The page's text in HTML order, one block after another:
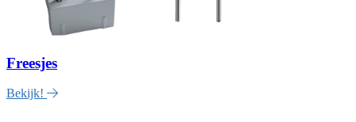
Freesjes
Bekijk!